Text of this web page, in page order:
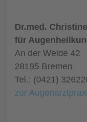
Dr.med.
für
An der Weide 42
28195 Bremen
Tel.: (0421)
zur